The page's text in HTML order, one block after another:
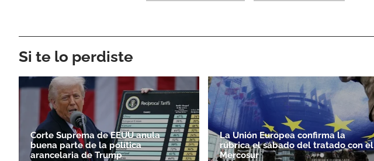
Si te lo perdiste
Corte Suprema de EEUU anula
buena parte de la política
arancelaria de Trump
La Unión Europea confirma la
rúbrica el sábado del tratado con el
Mercosur